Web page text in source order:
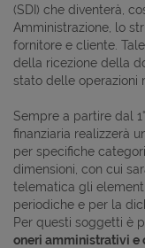
(SDI) che diventerà,
Amministrazione, lo
fornitore e cliente.
della ricezione della
stato delle operazioni
Sempre a partire dal
finanziaria realizzerà
per specifiche
dimensioni, con cui
telematica gli
periodiche e per la
Per questi soggetti è
oneri amministrativi e